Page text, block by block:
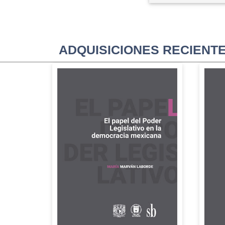
ADQUISICIONES